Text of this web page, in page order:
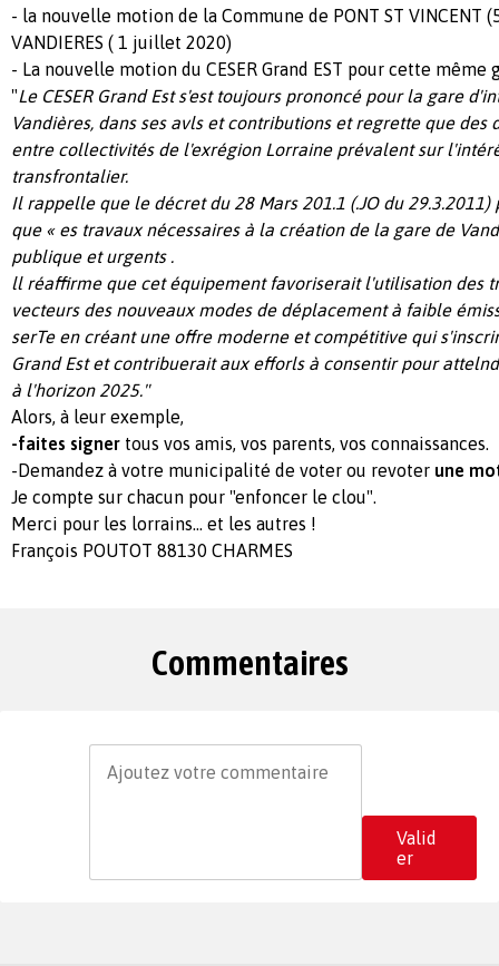
- la nouvelle motion de la Commune de PONT ST VINCENT
VANDIERES ( 1 juillet 2020)
- La nouvelle motion du CESER Grand EST pour cette
"Le CESER Grand Est s'est toujours prononcé pour la gare
Vandières, dans ses avls et contributions et regrette que
entre collectivités de l'exrégion Lorraine prévalent sur
transfrontalier.
Il rappelle que le décret du 28 Mars 201.1 (.JO du
que « es travaux nécessaires à la création de la gare de
publique et urgents .
ll réaffirme que cet équipement favoriserait l'utilisation des
vecteurs des nouveaux modes de déplacement à faible
serTe en créant une offre moderne et compétitive qui
Grand Est et contribuerait aux efforls à consentir pour
à l'horizon 2025."
Alors, à leur exemple,
-faites signer tous vos amis, vos parents, vos connaissances.
-Demandez à votre municipalité de voter ou revoter une
Je compte sur chacun pour "enfoncer le clou".
Merci pour les lorrains... et les autres !
François POUTOT 88130 CHARMES
Commentaires
Valid
er